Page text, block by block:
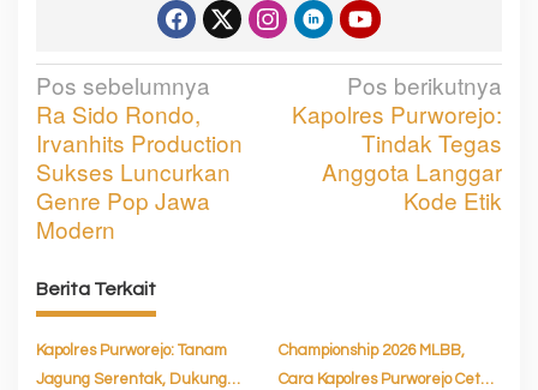
N
a
v
i
g
a
s
i
Pos sebelumnya
Ra Sido Rondo,
Irvanhits Production
Sukses Luncurkan
Genre Pop Jawa
Modern
Pos berikutnya
Kapolres Purworejo:
Tindak Tegas
Anggota Langgar
Kode Etik
Berita Terkait
Kapolres Purworejo: Tanam
Jagung Serentak, Dukung
Championship 2026 MLBB,
Cara Kapolres Purworejo Cetak